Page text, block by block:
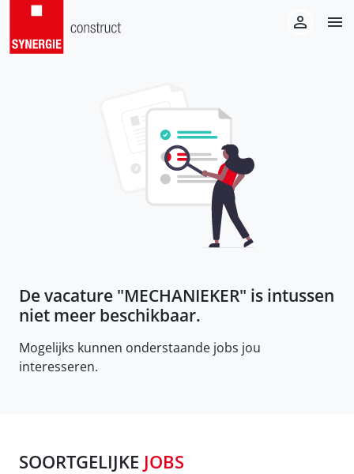
De vacature "MECHANIEKER" is intussen
niet meer beschikbaar.
Mogelijks kunnen onderstaande jobs jou
interesseren.
SOORTGELIJKE JOBS